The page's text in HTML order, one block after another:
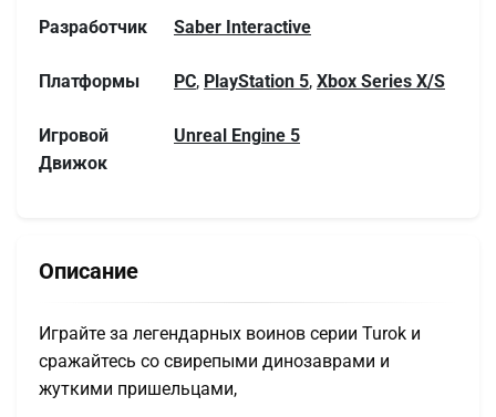
Разработчик Saber Interactive
Платформы PC, PlayStation 5, Xbox Series X/S
Игровой
Движок
Unreal Engine 5
Описание
Играйте за легендарных воинов серии Turok и
сражайтесь со свирепыми динозаврами и
жуткими пришельцами,